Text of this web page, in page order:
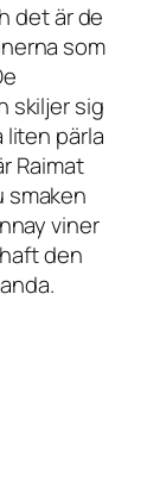
det är de
som
skiljer sig
liten pärla
Raimat
smaken
viner
den